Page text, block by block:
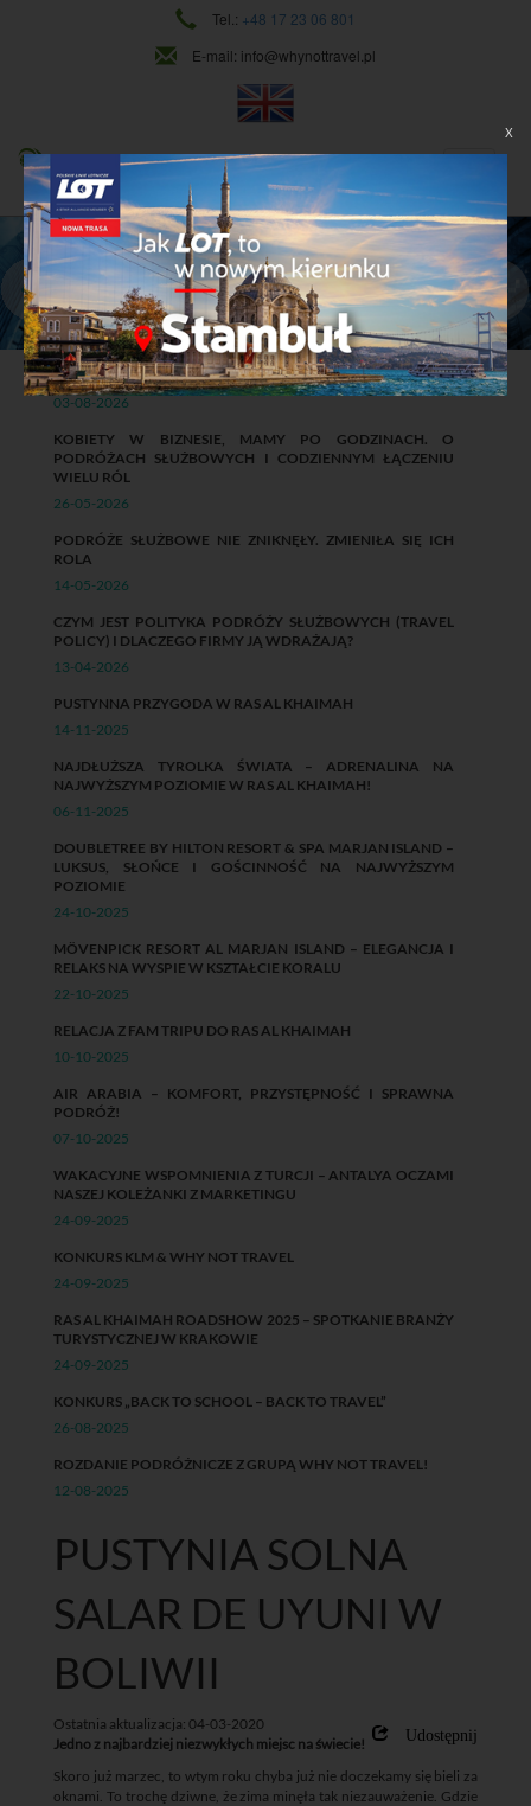
Tel.: +48 17 23 06 801
E-mail: info@whynottravel.pl
NAJWYŻSZY POZIOM USŁUG
CIĄGŁY ROZWÓJ
Dowiedz się więcej
WORKATION W FIRMIE: KORZYŚCI, RYZYKA I ZASADY
03-08-2026
KOBIETY W BIZNESIE, MAMY PO GODZINACH. O
PODRÓŻACH SŁUŻBOWYCH I CODZIENNYM ŁĄCZENIU
WIELU RÓL
26-05-2026
PODRÓŻE SŁUŻBOWE NIE ZNIKNĘŁY. ZMIENIŁA SIĘ ICH
ROLA
14-05-2026
CZYM JEST POLITYKA PODRÓŻY SŁUŻBOWYCH (TRAVEL
POLICY) I DLACZEGO FIRMY JĄ WDRAŻAJĄ?
13-04-2026
PUSTYNNA PRZYGODA W RAS AL KHAIMAH
14-11-2025
NAJDŁUŻSZA TYROLKA ŚWIATA – ADRENALINA NA
NAJWYŻSZYM POZIOMIE W RAS AL KHAIMAH!
06-11-2025
DOUBLETREE BY HILTON RESORT & SPA MARJAN ISLAND –
LUKSUS, SŁOŃCE I GOŚCINNOŚĆ NA NAJWYŻSZYM
POZIOMIE
24-10-2025
MÖVENPICK RESORT AL MARJAN ISLAND – ELEGANCJA I
RELAKS NA WYSPIE W KSZTAŁCIE KORALU
22-10-2025
RELACJA Z FAM TRIPU DO RAS AL KHAIMAH
10-10-2025
AIR ARABIA – KOMFORT, PRZYSTĘPNOŚĆ I SPRAWNA
PODRÓŻ!
07-10-2025
WAKACYJNE WSPOMNIENIA Z TURCJI – ANTALYA OCZAMI
NASZEJ KOLEŻANKI Z MARKETINGU
24-09-2025
KONKURS KLM & WHY NOT TRAVEL
24-09-2025
RAS AL KHAIMAH ROADSHOW 2025 – SPOTKANIE BRANŻY
TURYSTYCZNEJ W KRAKOWIE
24-09-2025
KONKURS „BACK TO SCHOOL – BACK TO TRAVEL”
26-08-2025
ROZDANIE PODRÓŻNICZE Z GRUPĄ WHY NOT TRAVEL!
12-08-2025
PUSTYNIA SOLNA
SALAR DE UYUNI W
BOLIWII
Ostatnia aktualizacja: 04-03-2020 Udostępnij
Jedno z najbardziej niezwykłych miejsc na świecie!
Skoro już marzec, to wtym roku chyba już nie doczekamy się bieli za
oknami. To trochę dziwne, że zima minęła tak niezauważenie. Gdzie
X